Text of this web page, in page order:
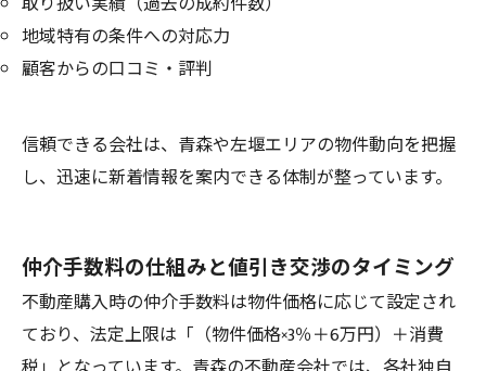
地域特有の条件への対応力
顧客からの口コミ・評判
信頼できる会社は、青森や左堰エリアの物件動向を把握
し、迅速に新着情報を案内できる体制が整っています。
仲介手数料の仕組みと値引き交渉のタイミング
不動産購入時の仲介手数料は物件価格に応じて設定され
ており、法定上限は「（物件価格×3％＋6万円）＋消費